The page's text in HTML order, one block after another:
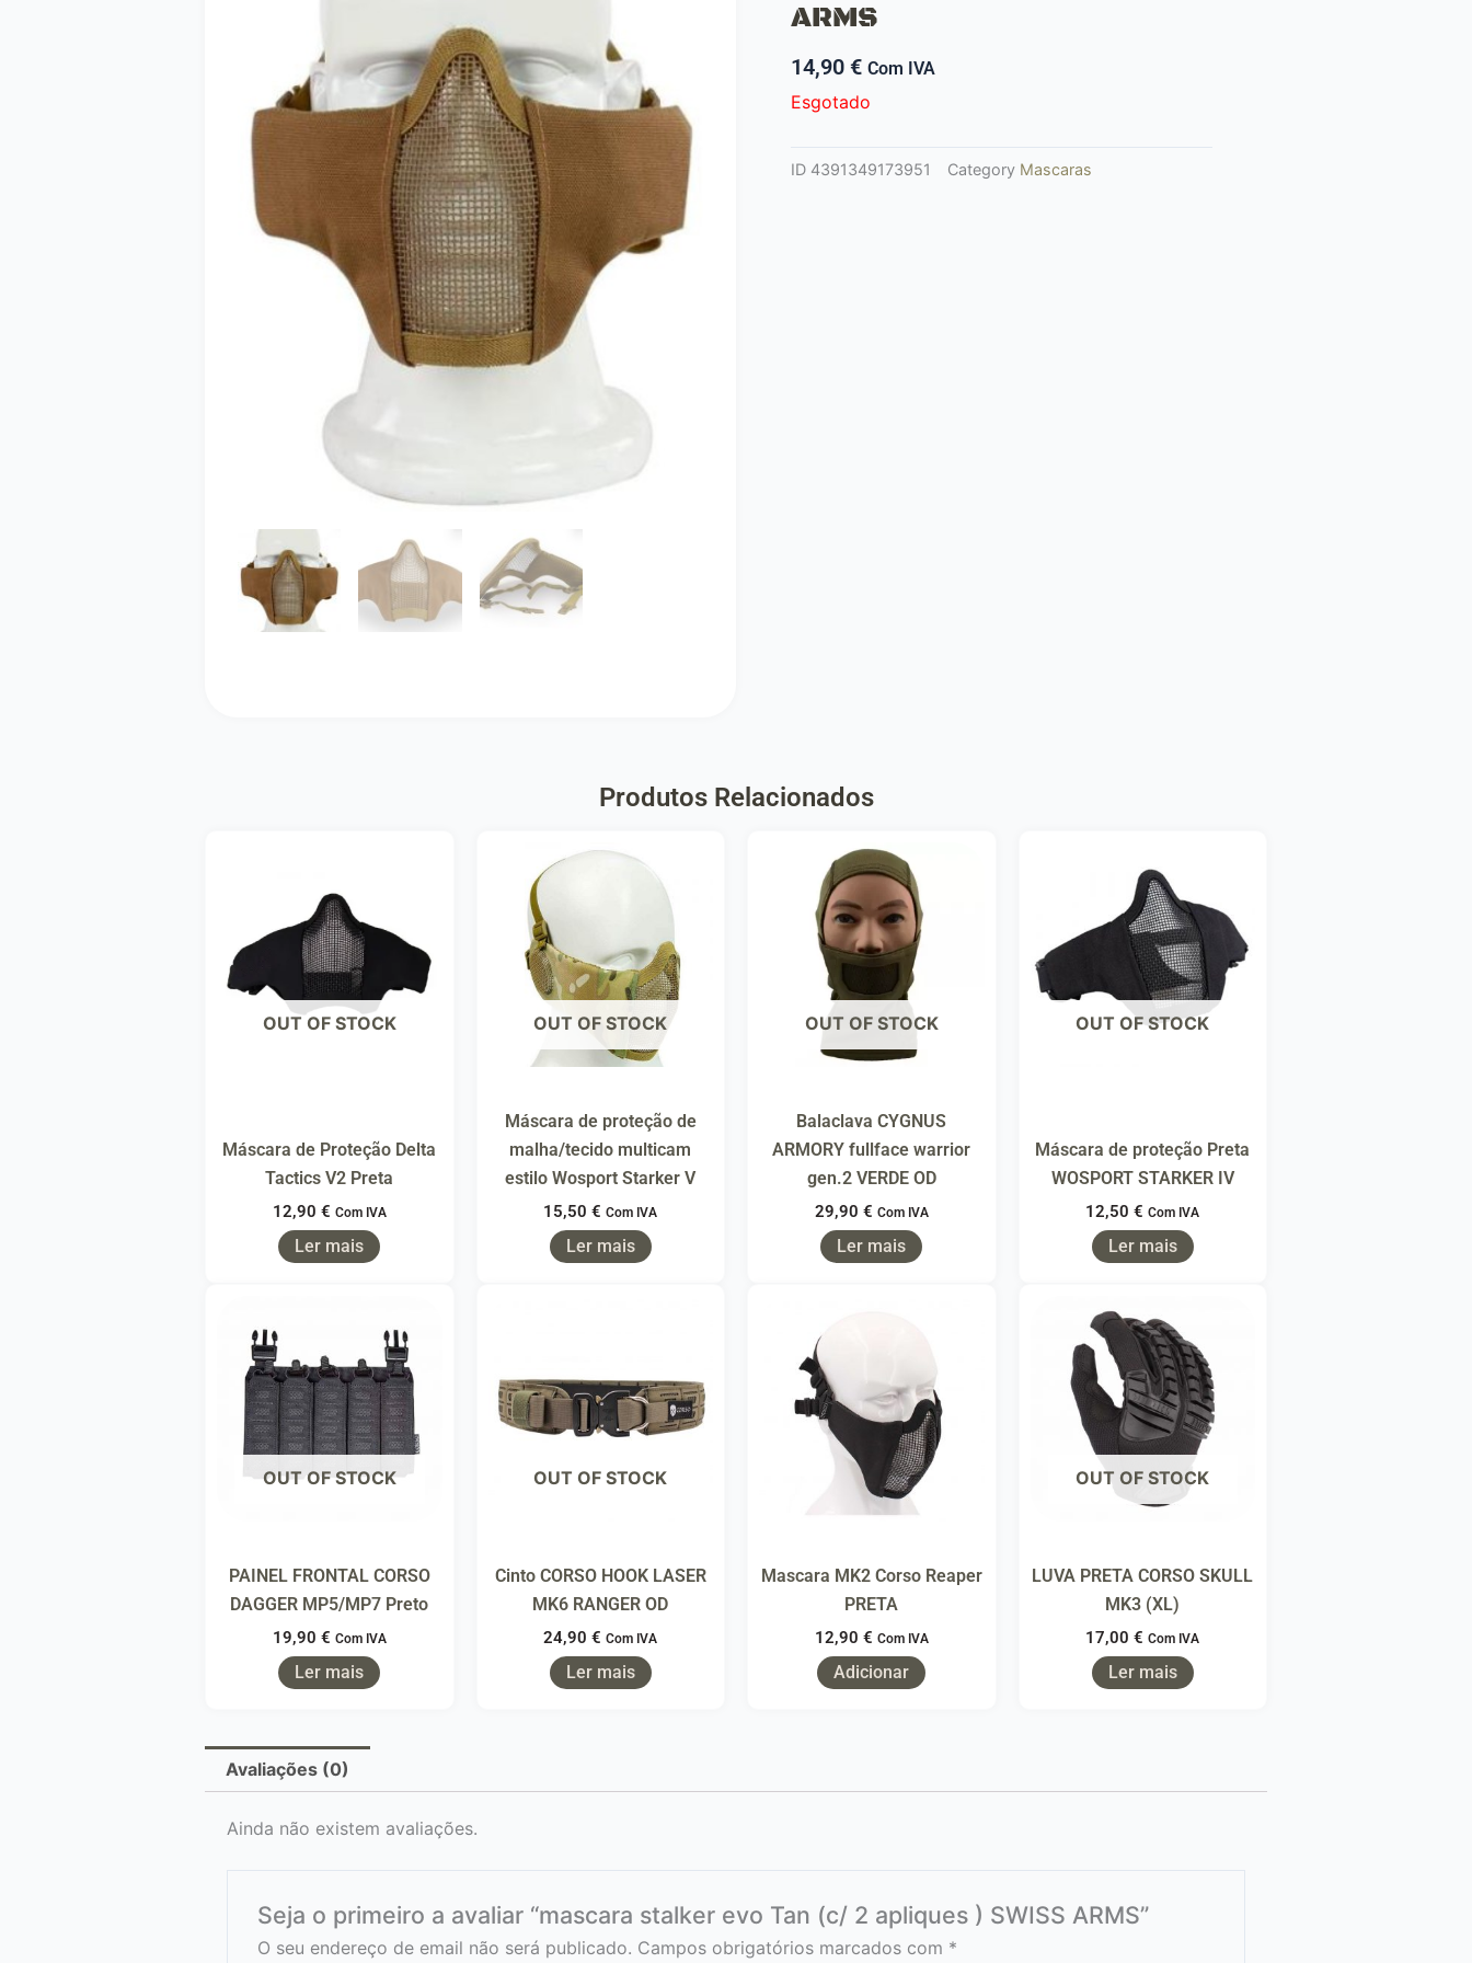
ARMS
14,90 € Com IVA
Esgotado
ID 4391349173951 Category Mascaras
Produtos Relacionados
OUT OF STOCK
Máscara de Proteção Delta
Tactics V2 Preta
12,90 € Com IVA
Ler mais
OUT OF STOCK
Máscara de proteção de
malha/tecido multicam
estilo Wosport Starker V
15,50€ Com IVA
Ler mais
OUT OF STOCK
Balaclava CYGNUS
ARMORY fullface warrior
gen.2 VERDE OD
29,90 € Com IVA
Ler mais
OUT OF STOCK
Máscara de proteção Preta
WOSPORT STARKER IV
12,50€ Com IVA
Ler mais
OUT OF STOCK
PAINEL FRONTAL CORSO
DAGGER MP5/MP7 Preto
19,90 € Com IVA
Ler mais
OUT OF STOCK
Cinto CORSO HOOK LASER
MK6 RANGER OD
24,90€ Com IVA
Ler mais
Mascara MK2 Corso Reaper
PRETA
12,90 € Com IVA
Adicionar
OUT OF STOCK
LUVA PRETA CORSO SKULL
MK3 (XL)
17,00€ Com IVA
Ler mais
Avaliações (0)
Ainda não existem avaliações.
Seja o primeiro a avaliar “mascara stalker evo Tan (c/ 2 apliques ) SWISS ARMS”
O seu endereço de email não será publicado. Campos obrigatórios marcados com *